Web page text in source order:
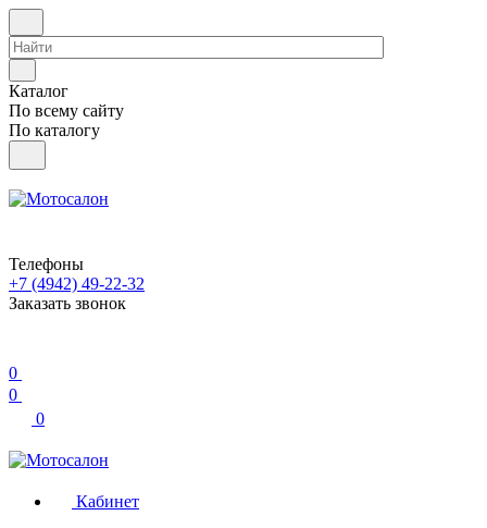
Каталог
По всему сайту
По каталогу
Телефоны
+7 (4942) 49-22-32
Заказать звонок
0
0
0
Кабинет